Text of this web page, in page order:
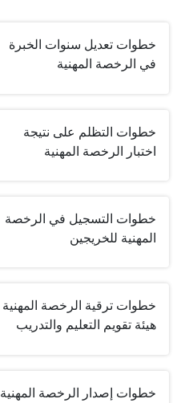
خطوات تعديل سنوات الخبرة
في الرخصة المهنية
خطوات التظلم على نتيجة
اختبار الرخصة المهنية
خطوات التسجيل في الرخصة
المهنية للخريجين
خطوات ترقية الرخصة المهنية
هيئة تقويم التعليم والتدريب
خطوات إصدار الرخصة المهنية